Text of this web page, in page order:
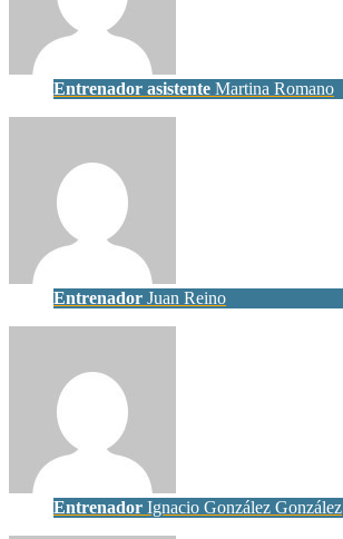
Entrenador asistente Martina Romano
Entrenador Juan Reino
Entrenador Ignacio González González